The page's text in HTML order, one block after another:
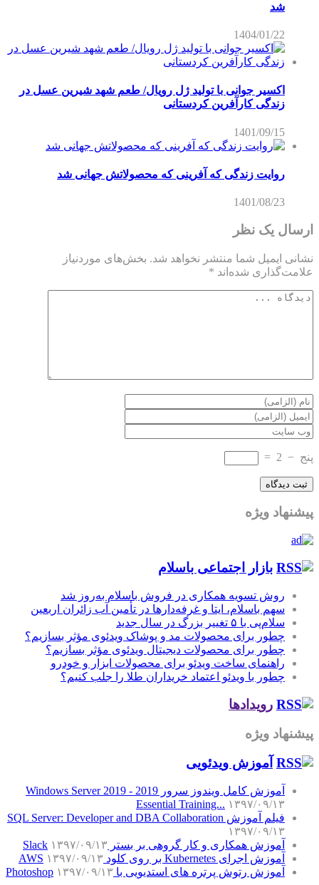
شد
1404/01/22
اکسیر جوانی با تولید ژل رویال/ طعم شهد شیرین عسل‌ در
زندگی کارآفرین کردستانی
1401/09/15
روایت زندگی که آفرینی که محصولاتش جهانی شد
1401/08/23
ارسال یک نظر
نشانی ایمیل شما منتشر نخواهد شد. بخش‌های موردنیاز
علامت‌گذاری شده‌اند *
پنج −
2
=
پیشنهاد ویژه
بازار اجتماعی باسلام
روش تسویه همکاری در فروش باسلام به‌روز شد
سهم باسلام، ایتا و غرفه‌دارها در تأمین آب زائران اربعین
سلام‌پی با ۵ تغییر بزرگ در سال جدید
چطور برای محصولات مد و پوشاک ویدئوی مؤثر بسازیم؟
چطور برای محصولات دیجیتال ویدئوی مؤثر بسازیم؟
راهنمای ساخت ویدئو برای محصولات ابزار و خودرو
چطور با ویدئو اعتماد خریداران طلا را جلب کنیم؟
رویدادها
پیشنهاد ویژه
آموزش‌ ویدئویی
آموزش کامل ویندوز سرور 2019 - Windows Server 2019
Essential Training... ۱۳۹۷/۰۹/۱۳
فیلم آموزش SQL Server: Developer and DBA Collaboration
۱۳۹۷/۰۹/۱۳
آموزش همکاری و کار گروهی بر بستر Slack ۱۳۹۷/۰۹/۱۳
آموزش اجرای Kubernetes بر روی کلود AWS
۱۳۹۷/۰۹/۱۳
آموزش رتوش پرتره های استدیویی با Photoshop ۱۳۹۷/۰۹/۱۳